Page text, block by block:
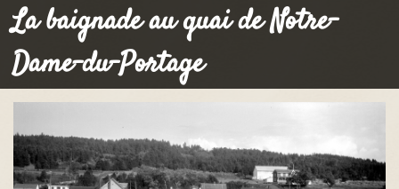
M
u
s
La baignade au quai de Notre-
Dame-du-Portage